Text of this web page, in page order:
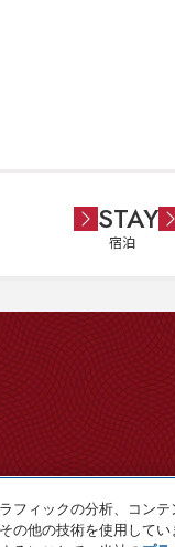
STAY
宿泊
フィックの分析、コン
の他の技術を使用して